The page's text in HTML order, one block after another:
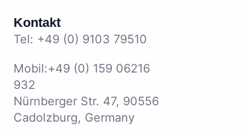
Kontakt
Tel: +49 (0) 9103 79510
Mobil:+49 (0) 159 06216
932
Nürnberger Str. 47, 90556
Cadolzburg, Germany